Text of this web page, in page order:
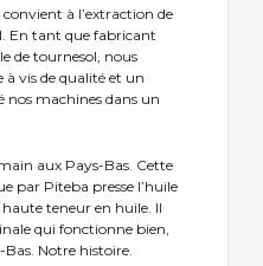
à l’extraction de
En tant que fabricant
de tournesol, nous
à vis de qualité et un
nos machines dans un
aux Pays-Bas. Cette
par Piteba presse l’huile
teneur en huile. Il
qui fonctionne bien,
Notre histoire.